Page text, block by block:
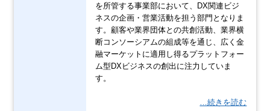
を所管する事業部において、DX関連ビジ
ネスの企画・営業活動を担う部門となりま
す。顧客や業界団体との共創活動、業界横
断コンソーシアムの組成等を通じ、広く金
融マーケットに適用し得るプラットフォー
ム型DXビジネスの創出に注力していま
す。
…続きを読む